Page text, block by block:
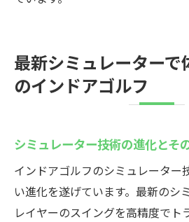
最新シミュレーターで
のインドアゴルフ
シミュレーター技術の進化とそ
インドアゴルフのシミュレーター
い進化を遂げています。最新のシ
レイヤーのスイングを高精度でト